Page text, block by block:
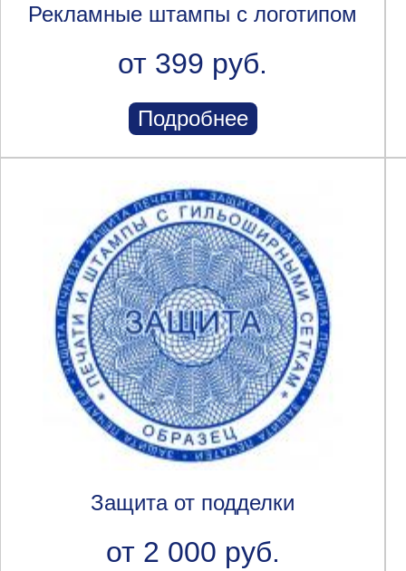
Рекламные штампы с логотипом
от 399 руб.
Подробнее
Защита от подделки
от 2 000 руб.